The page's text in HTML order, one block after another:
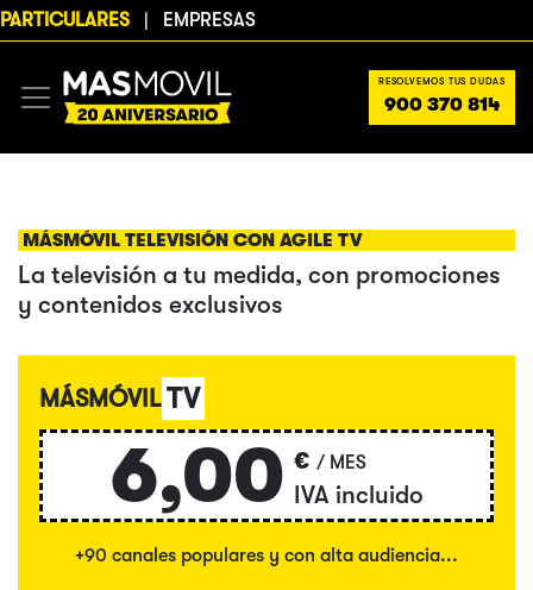
PARTICULARES | EMPRESAS
RESOLVEMOS TUS DUDAS
900 370 814
MÁSMÓVIL TELEVISIÓN CON AGILE TV
La televisión a tu medida, con promociones
y contenidos exclusivos
MÁSMÓVILTV
6,00 € / MES
IVA incluido
+90 canales populares y con alta audiencia...